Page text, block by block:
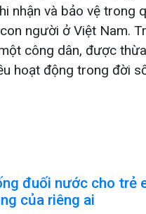
nhận và bảo vệ trong
người ở Việt Nam.
công dân, được
hoạt động trong đời
đuối nước cho trẻ
của riêng ai